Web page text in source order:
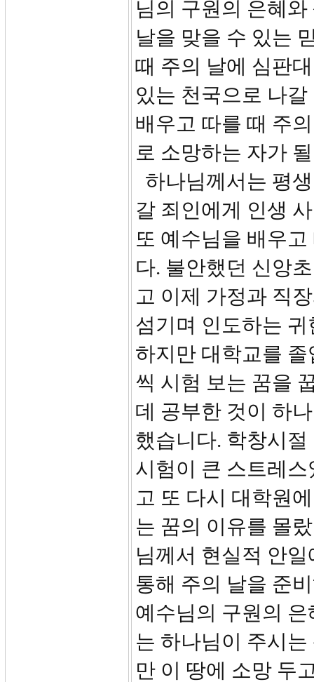
님의 구원의 은혜
날을 맞을 수 있는
때 주의 날에 심판
있는 천국으로 나
배우고 따를 때 주
로 소망하는 자가
하나님께서는 평
갈 죄인에게 인생
또 예수님을 배우
다. 불안했던 신앙
고 이제 가정과 직
섬기며 인도하는
하지만 대학교를
씩 시험 보는 꿈을
데 공부한 것이 하
했습니다. 학창시
시험이 큰 스트레
고 또 다시 대학원
는 꿈의 이유를 몰
님께서 현실적 안
통해 주의 날을 준
예수님의 구원의
는 하나님이 주시
만 이 땅에 소망 두